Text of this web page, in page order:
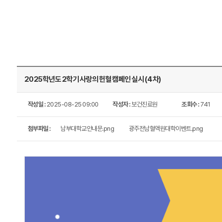
2025학년도 2학기 사랑의 헌혈 캠페인 실시 (4차)
작성일 : 2025-08-25 09:00 작성자 :보건진료원 조회수 : 741
첨부파일 : 남부대학교안내문.png 광주전남혈액원대학이벤트.png